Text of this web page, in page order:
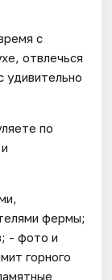
с
отвлечься
удивительно
по
фермы;
- фото и
горного